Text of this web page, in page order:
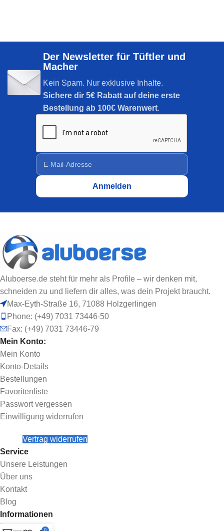
Der Newsletter für Tüftler und
Macher
Kein Spam. Nur exklusive Inhalte.
Sichere dir 5€ Rabatt auf deine erste
Bestellung ab 100€ Warenwert.
Aluboerse.de steht für mehr als Profile – wir denken mit,
schneiden zu und liefern dir alles, was dein Projekt braucht.
Max-Eyth-Straße 16, 71088 Holzgerlingen
Phone: (+49) 7031 73446-50
Fax: (+49) 7031 73446-79
Mein Konto:
Mein Konto
Konto-Details
Bestellungen
Favoritenliste
Passwort vergessen
Einwilligung widerrufen
Vertrag widerrufen
Service
Unsere Leistungen
Über uns
Kontakt
Blog
Informationen
Impressum
0